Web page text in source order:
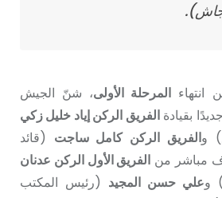
انتهاء المرحلة الأولى، شنّ الجيش
بقيادةالفريق الركن إياد خليل زكي
والفريق الركن كامل ساجت (قائد
مباشر من الفريق الأول الركن عدنان
وعلي حسن المجيد (رئيس المكتب